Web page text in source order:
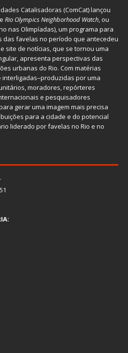
Catalisadoras (ComCat) lançou
Rio Olympics Neighborhood Watch, ou
nas Olimpíadas), um programa para
das favelas no período que antecedeu
site de notícias, que se tornou uma
apresenta perspectivas das
urbanas do Rio. Com matérias
por uma
moradores, repórteres
e pesquisadores
gerar uma imagem mais precisa
para a cidade e do potencial
liderado por favelas no Rio e no